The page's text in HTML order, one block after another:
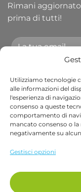
Utilizziamo tecnologie
alle informazioni del
l'esperienza di
consenso a queste
comportamento di
mancato consenso o
negativamente su
Gestisci opzioni
Rimani
prima di tutti!
Accetto le
newsletter.
Alternative:
Visa
Copyright
Via B. Cellini